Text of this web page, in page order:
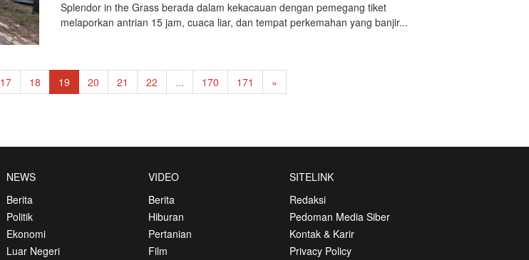
Splendor in the Grass berada dalam kekacauan dengan pemegang tiket
melaporkan antrian 15 jam, cuaca liar, dan tempat perkemahan yang banjir...
17 18 19 20 21 22 ... 170 171 »
NEWS
Berita
Politik
Ekonomi
Luar Negeri
VIDEO
Berita
Hiburan
Pertanian
Film
SITELINK
Redaksi
Pedoman Media Siber
Kontak & Karir
Privacy Policy